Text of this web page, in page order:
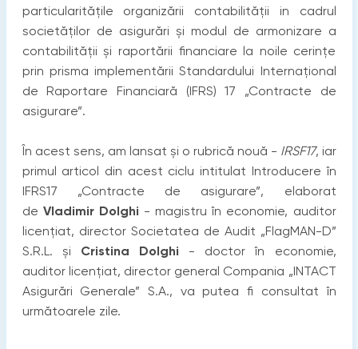
particularitățile organizării contabilității in cadrul
societăților de asigurări și modul de armonizare a
contabilității și raportării financiare la noile cerințe
prin prisma implementării Standardului Internațional
de Raportare Financiară (IFRS) 17 „Contracte de
asigurare”.
În acest sens, am lansat și o rubrică nouă - IRSF17, iar
primul articol din acest ciclu intitulat Introducere în
IFRS17 „Contracte de asigurare”, elaborat
de Vladimir Dolghi - magistru în economie, auditor
licențiat, director Societatea de Audit „FlagMAN-D”
S.R.L. și Cristina Dolghi - doctor în economie,
auditor licențiat, director general Compania „INTACT
Asigurări Generale” S.A., va putea fi consultat în
următoarele zile.